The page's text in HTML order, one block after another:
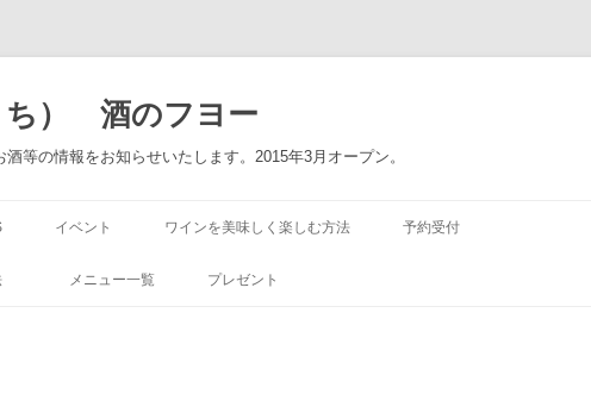
ち） 酒のフヨー
等の情報をお知らせいたします。2015年3月オープン。
ン
ツ
イベント ワインを美味しく楽しむ方法 予約受付
メニュー一覧 プレゼント